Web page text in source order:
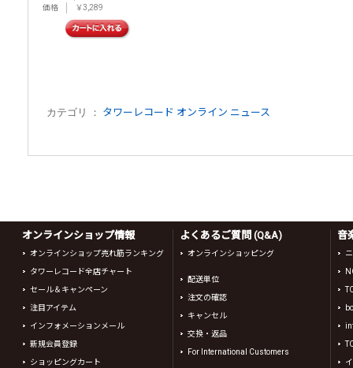
価格
￥3,289
カテゴリ ： タワーレコード オンライン ニュース
オンラインショップ情報
オンラインショップ売れ筋ランキング
タワーレコード全店チャート
セール＆キャンペーン
注目アイテム
インフォメーションメール
新規会員登録
ショッピングカート
よくあるご質問 (Q&A)
オンラインショッピング
配送単位
注文の確認
キャンセル
交換・返品
For International Customers
音